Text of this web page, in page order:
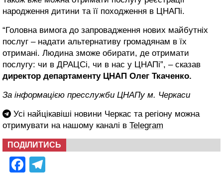
народження дитини та її походження в ЦНАПі.
“Головна вимога до запровадження нових майбутніх
послуг – надати альтернативу громадянам в їх
отримані. Людина зможе обирати, де отримати
послугу: чи в ДРАЦСі, чи в нас у ЦНАПі”, – сказав
директор департаменту ЦНАП Олег Ткаченко.
За інформацією пресслужби ЦНАПу м. Черкаси
Усі найцікавіші новини Черкас та регіону можна
отримувати на нашому каналі в Telegram
ПОДІЛИТИСЬ
Facebook